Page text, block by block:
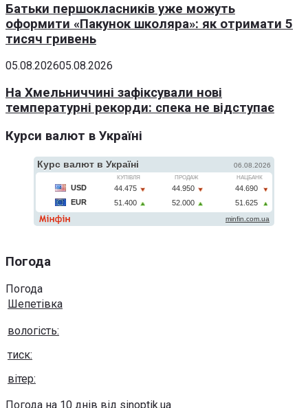
Батьки першокласників уже можуть
оформити «Пакунок школяра»: як отримати 5
тисяч гривень
05.08.202605.08.2026
На Хмельниччині зафіксували нові
температурні рекорди: спека не відступає
Курси валют в Україні
Погода
Погода
Шепетівка
вологість:
тиск:
вітер:
Погода на 10 днів від sinoptik.ua